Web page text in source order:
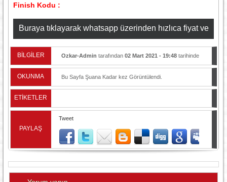
Finish Kodu :
Buraya tıklayarak whatsapp üzerinden hızlıca fiyat ve
stok bilgisi alabilirsiniz
BİLGİLER Ozkar-Admin tarafından 02 Mart 2021 - 19:48tarihinde
OKUNMA Bu Sayfa Şuana Kadar kez Görüntülendi.
ETİKETLER
PAYLAŞ
Tweet